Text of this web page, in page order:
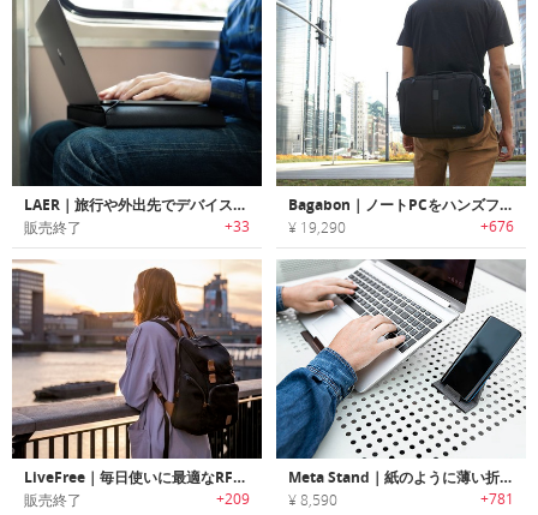
LAER｜旅行や外出先でデバイスを一度に充電可能なノートPCスリーブ「ラエアー」
販売終了 +33
Bagabon｜ノートPCをハンズフリーで持ち運べるスマートウエストバッグ「バガボン」
¥ 19,290 +676
LiveFree｜毎日使いに最適なRFID保護/ワイヤレスチャージャー機能を搭載したバックパック「リブフリー」
販売終了 +209
Meta Stand｜紙のように薄い折りたたみ式ノートPC・スマホ・タブレットスタンド「メタスタンド」
¥ 8,590 +781